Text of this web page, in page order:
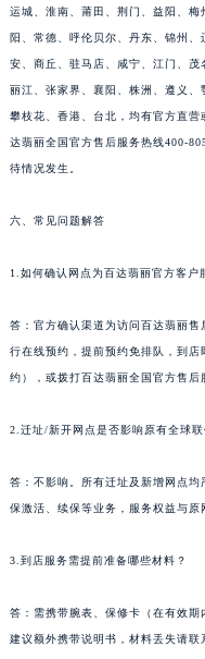
运城、淮南、莆田、荆门、益阳、
阳、常德、呼伦贝尔、丹东、锦州
安、商丘、驻马店、咸宁、江门、茂
丽江、张家界、襄阳、株洲、遵义、
攀枝花、香港、台北，均有官方直
达翡丽全国官方售后服务热线400-
待情况发生。
六、常见问题解答
1.如何确认网点为百达翡丽官方客户
答：官方确认渠道为访问百达翡丽
行在线预约，提前预约免排队，到
约），或拨打百达翡丽全国官方售后
2.迁址/新开网点是否影响原有全球联
答：不影响。所有迁址及新增网点
保激活、续保等业务，服务权益与原
3.到店服务需提前准备哪些材料？
答：需携带腕表、保修卡（在有效
建议额外携带说明书，材料丢失请联